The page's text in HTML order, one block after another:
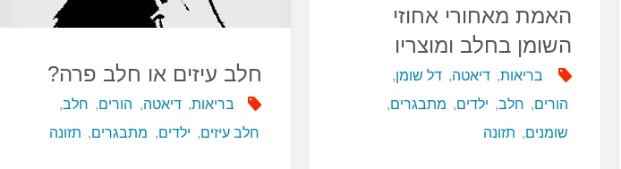
האמת מאחורי אחוזי
השומן בחלב ומוצריו
בריאות, דיאטה, דל שומן,
הורים, חלב, ילדים, מתבגרים,
שומנים, תזונה
חלב עיזים או חלב פרה?
בריאות, דיאטה, הורים, חלב,
חלב עיזים, ילדים, מתבגרים, תזונה